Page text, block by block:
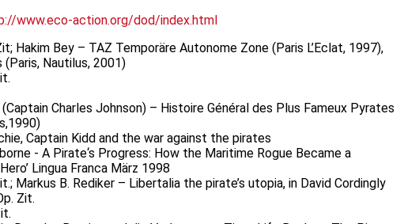
www.eco-action.org/dod/index.html
Hakim Bey – TAZ Temporäre Autonome Zone (Paris L’Eclat, 1997),
(Paris, Nautilus, 2001)
Charles Johnson) – Histoire Général des Plus Fameux Pyrates
Captain Kidd and the war against the pirates
- A Pirate‘s Progress: How the Maritime Rogue Became a
Lingua Franca März 1998
Markus B. Rediker – Libertalia the pirate’s utopia, in David Cordingly
Zit.